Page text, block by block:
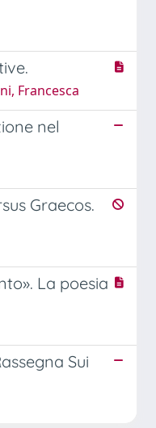
Francesca
nel
Graecos.
La poesia
Sui